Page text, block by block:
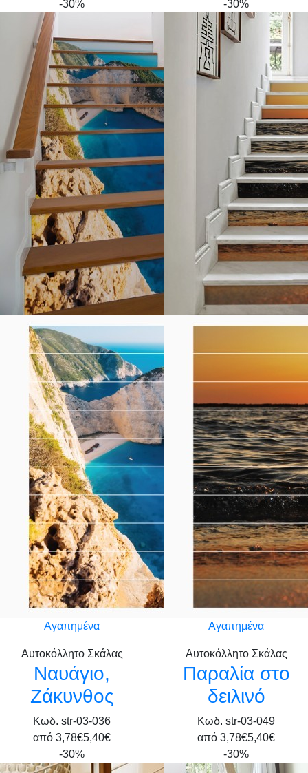
-30%
Αγαπημένα
Αυτοκόλλητο Σκάλας
Ναυάγιο,
Ζάκυνθος
Κωδ. str-03-036
από 3,78€5,40€
-30%
Αγαπημένα
Αυτοκόλλητο Σκάλας
Παραλία στο
δειλινό
Κωδ. str-03-049
από 3,78€5,40€
-30%
-30%